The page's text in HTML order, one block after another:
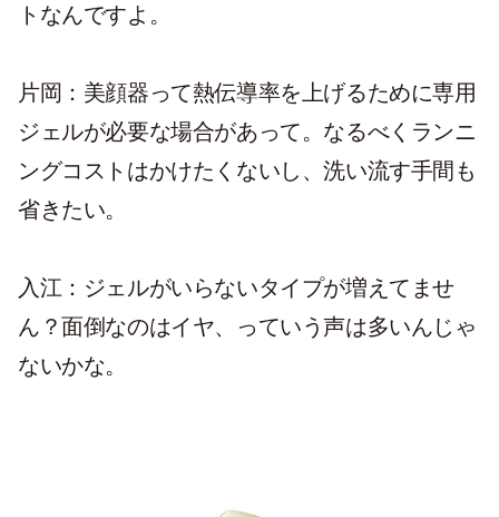
トなんですよ。
片岡：美顔器って熱伝導率を上げるために専用
ジェルが必要な場合があって。なるべくランニ
ングコストはかけたくないし、洗い流す手間も
省きたい。
入江：ジェルがいらないタイプが増えてませ
ん？面倒なのはイヤ、っていう声は多いんじゃ
ないかな。